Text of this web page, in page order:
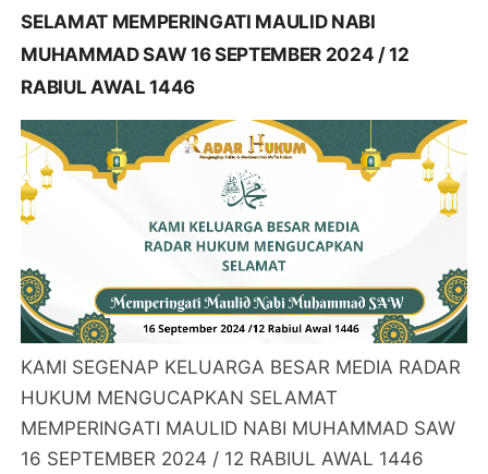
SELAMAT MEMPERINGATI MAULID NABI
MUHAMMAD SAW 16 SEPTEMBER 2024 / 12
RABIUL AWAL 1446
KAMI SEGENAP KELUARGA BESAR MEDIA RADAR
HUKUM MENGUCAPKAN SELAMAT
MEMPERINGATI MAULID NABI MUHAMMAD SAW
16 SEPTEMBER 2024 / 12 RABIUL AWAL 1446